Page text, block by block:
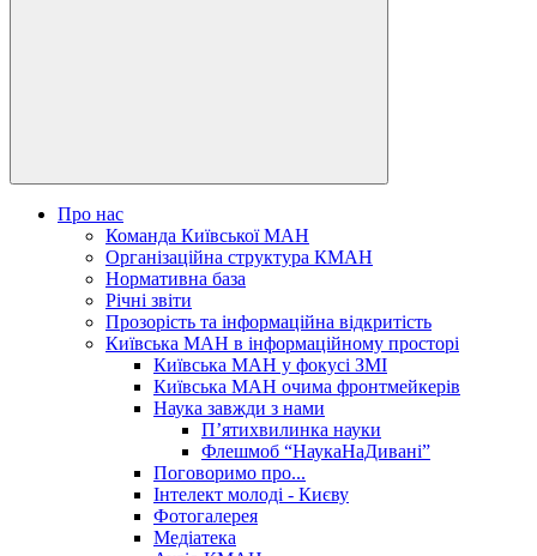
Про нас
Команда Київської МАН
Організаційна структура КМАН
Нормативна база
Річні звіти
Прозорість та інформаційна відкритість
Київська МАН в інформаційному просторі
Київська МАН у фокусі ЗМІ
Київська МАН очима фронтмейкерів
Наука завжди з нами
П’ятихвилинка науки
Флешмоб “НаукаНаДивані”
Поговоримо про...
Інтелект молоді - Києву
Фотогалерея
Медіатека